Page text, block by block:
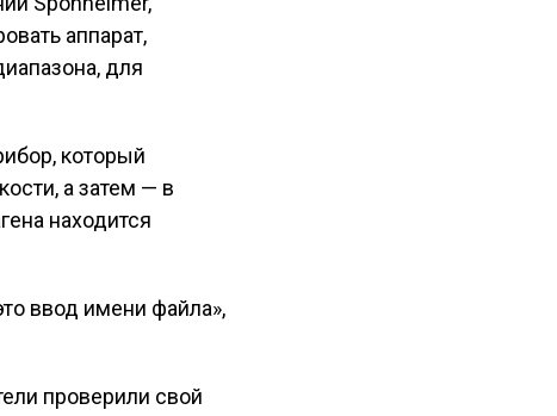
аппарат,
для
который
а затем — в
находится
ввод имени файла»,
проверили свой